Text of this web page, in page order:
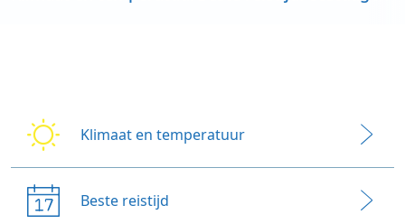
Klimaat en temperatuur
Beste reistijd